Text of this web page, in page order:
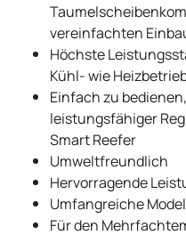
vereinfachten
Höchste
Kühl- wie
Einfach zu bedienen,
leistungsfähiger
Smart Reefer
Umweltfreundlich
Hervorragende
Umfangreiche
Für den